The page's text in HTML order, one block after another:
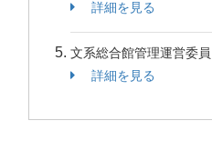
詳細を見る
文系総合館管理運営委員
詳細を見る